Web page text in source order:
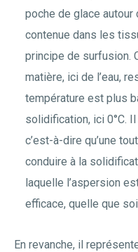
poche de glace autour
contenue dans les
principe de surfusion.
matière, ici de l’eau,
température est plus
solidification, ici 0°C. Il
c’est-à-dire qu’une
conduire à la
laquelle l’aspersion
efficace, quelle que
En revanche, il